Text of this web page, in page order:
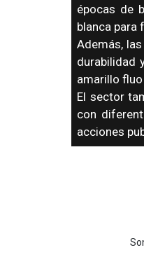
épocas de
blanca para
Además,
durabilidad
amarillo
El sector
con
acciones